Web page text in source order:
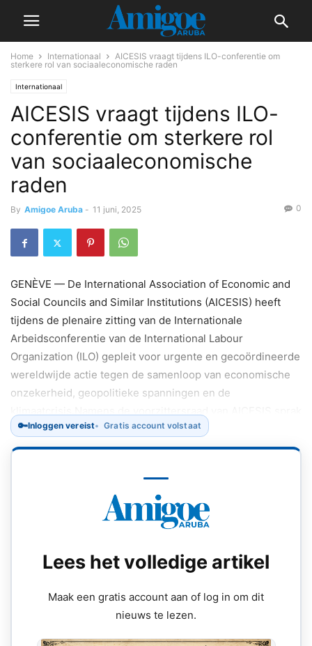
Home Internationaal
AICESIS vraagt tijdens ILO-conferentie om
sterkere rol van sociaaleconomische raden
Internationaal
AICESIS vraagt tijdens ILO-
conferentie om sterkere rol
van sociaaleconomische
raden
By Amigoe Aruba - 11 juni, 2025 0
GENÈVE — De International Association of Economic and
Social Councils and Similar Institutions (AICESIS) heeft
tijdens de plenaire zitting van de Internationale
Arbeidsconferentie van de International Labour
Organization (ILO) gepleit voor urgente en gecoördineerde
wereldwijde actie tegen de samenloop van economische
onzekerheid, geopolitieke spanningen en de
drs.
🔑Inloggen vereist Gratis account volstaat
Lees het volledige artikel
Maak een gratis account aan of log in om dit
nieuws te lezen.